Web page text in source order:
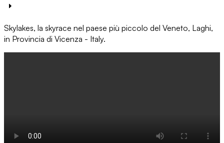
Skylakes, la skyrace nel paese più piccolo del Veneto, Laghi,
in Provincia di Vicenza - Italy.